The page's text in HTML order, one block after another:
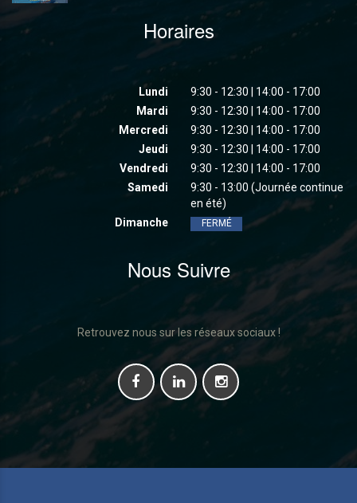
Horaires
Lundi
9:30 - 12:30 | 14:00 - 17:00
Mardi
9:30 - 12:30 | 14:00 - 17:00
Mercredi
9:30 - 12:30 | 14:00 - 17:00
Jeudi
9:30 - 12:30 | 14:00 - 17:00
Vendredi
9:30 - 12:30 | 14:00 - 17:00
Samedi
9:30 - 13:00 (Journée continue
en été)
Dimanche
FERMÉ
Nous Suivre
Retrouvez nous sur les réseaux sociaux !